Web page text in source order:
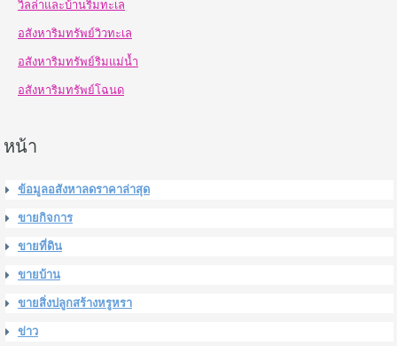
วิลล่าและบ้านริมทะเล
อสังหาริมทรัพย์วิวทะเล
อสังหาริมทรัพย์ริมแม่น้ำ
อสังหาริมทรัพย์โฉนด
หน้า
ข้อมูลอสังหาลดราคาล่าสุด
ขายกิจการ
ขายที่ดิน
ขายบ้าน
ขายสิ่งปลูกสร้างหรูหรา
ข่าว